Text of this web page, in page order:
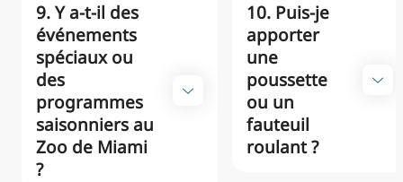
9. Y a-t-il des
événements
spéciaux ou
des
programmes
saisonniers au
Zoo de Miami
?
10. Puis-je
apporter
une
poussette
ou un
fauteuil
roulant ?